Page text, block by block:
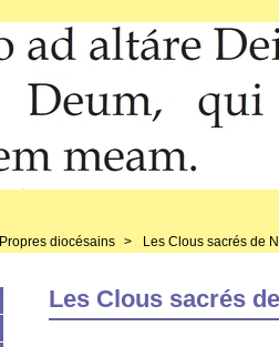
Propres diocésains > Les Clous sacrés de
Les Clous sacrés